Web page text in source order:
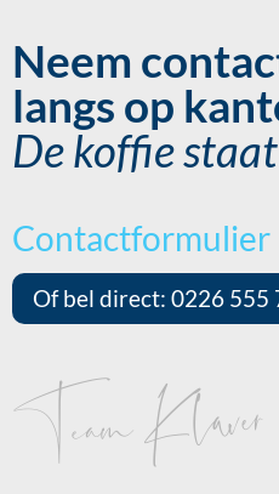
Neem
langs op
De koffie
Of bel direct: 0226 555
Team Klaver